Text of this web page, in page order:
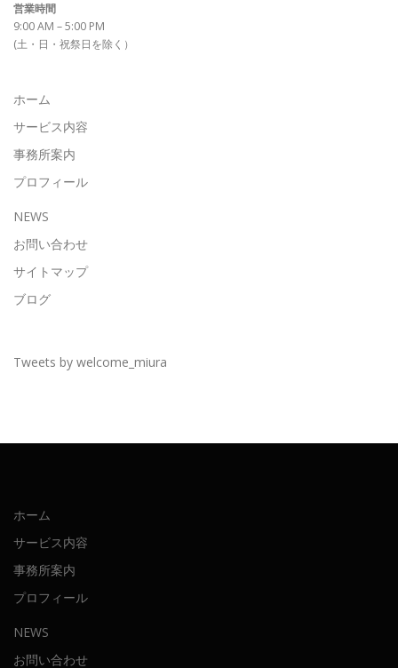
営業時間
9:00 AM – 5:00 PM
(土・日・祝祭日を除く）
ホーム
サービス内容
事務所案内
プロフィール
NEWS
お問い合わせ
サイトマップ
ブログ
Tweets by welcome_miura
ホーム
サービス内容
事務所案内
プロフィール
NEWS
お問い合わせ